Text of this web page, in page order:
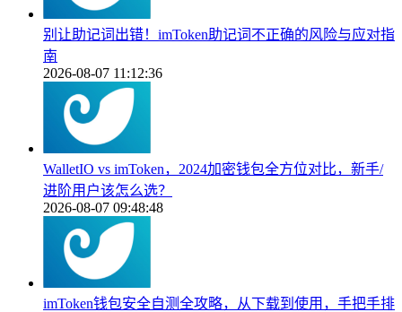
别让助记词出错！imToken助记词不正确的风险与应对指
南
2026-08-07 11:12:36
WalletIO vs imToken，2024加密钱包全方位对比，新手/
进阶用户该怎么选？
2026-08-07 09:48:48
imToken钱包安全自测全攻略，从下载到使用，手把手排